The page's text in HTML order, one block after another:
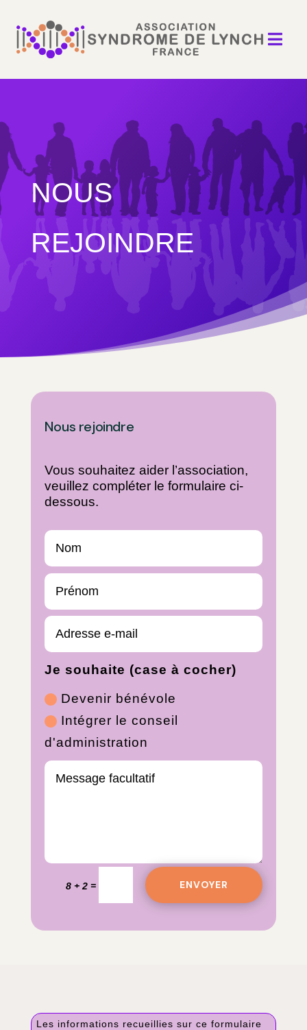

NOUS
REJOINDRE
Nous rejoindre
Vous souhaitez aider l’association,
veuillez compléter le formulaire ci-
dessous.
Je souhaite (case à cocher)
Devenir bénévole
Intégrer le conseil
d'administration
8 + 2 = ENVOYER
Les informations recueillies sur ce formulaire